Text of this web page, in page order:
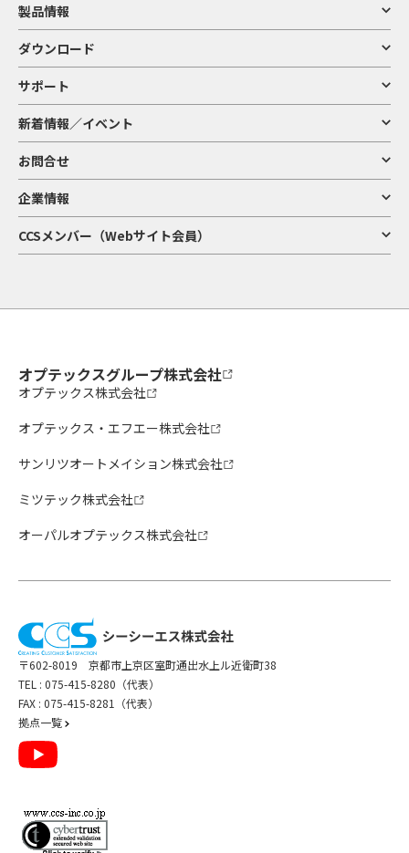
製品情報
ダウンロード
サポート
新着情報／イベント
お問合せ
企業情報
CCSメンバー（Webサイト会員）
オプテックスグループ株式会社
オプテックス株式会社
オプテックス・エフエー株式会社
サンリツオートメイション株式会社
ミツテック株式会社
オーパルオプテックス株式会社
〒602-8019 京都市上京区室町通出水上ル近衛町38
TEL : 075-415-8280（代表）
FAX : 075-415-8281（代表）
拠点一覧